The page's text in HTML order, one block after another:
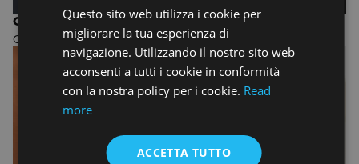
CORSO ESTIVO IN INTERIOR DESIGN & PLANNING
Corso estivo a Firenze e Roma
Questo sito web utilizza i cookie per
migliorare la tua esperienza di
navigazione. Utilizzando il nostro sito web
acconsenti a tutti i cookie in conformità
con la nostra policy per i cookie. Read
more
ACCETTA TUTTO